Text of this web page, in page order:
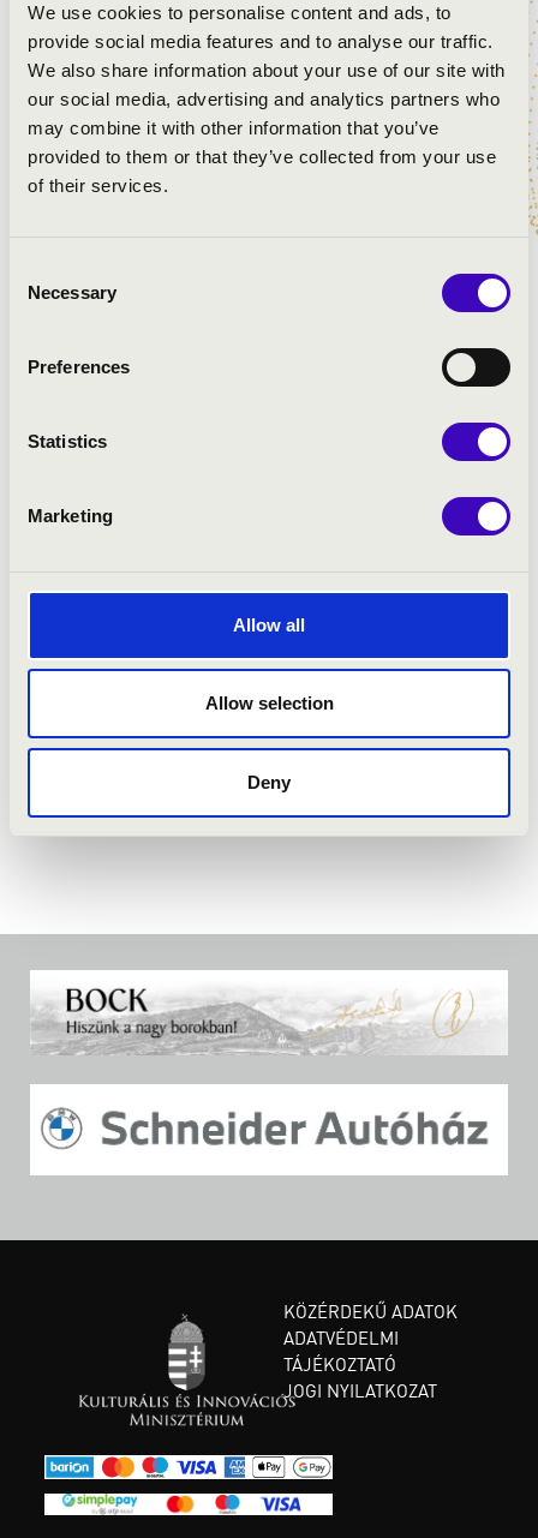
We use cookies to personalise content and ads, to
provide social media features and to analyse our traffic.
We also share information about your use of our site with
our social media, advertising and analytics partners who
may combine it with other information that you’ve
provided to them or that they’ve collected from your use
of their services.
Selection
Necessary
Preferences
Statistics
Marketing
Allow all
Allow selection
Deny
Kedves álmot…
Eszterházy: Dormi Jesu
Bukovinai népdal: Paradicsom mezeibe
Anonimus: Sweet was the song...
Anonymous: Ding dong merrily on high...
Petit riens
Piemonti népdal: Angel Gabriel
KÖZÉRDEKŰ ADATOK
ADATVÉDELMI
TÁJÉKOZTATÓ
JOGI NYILATKOZAT